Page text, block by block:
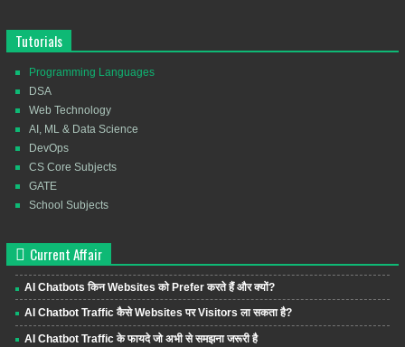
Tutorials
Programming Languages
DSA
Web Technology
AI, ML & Data Science
DevOps
CS Core Subjects
GATE
School Subjects
Current Affair
AI Chatbots किन Websites को Prefer करते हैं और क्यों?
AI Chatbot Traffic कैसे Websites पर Visitors ला सकता है?
AI Chatbot Traffic के फायदे जो अभी से समझना जरूरी है